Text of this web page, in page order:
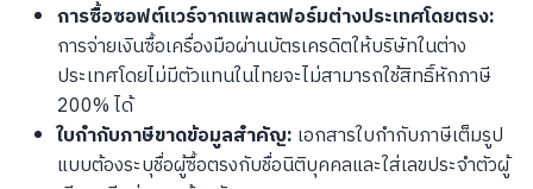
การซื้อซอฟต์แวร์จากแพลตฟอร์มต่างประเทศโดยตรง:
การจ่ายเงินซื้อเครื่องมือผ่านบัตรเครดิตให้บริษัทในต่าง
ประเทศโดยไม่มีตัวแทนในไทยจะไม่สามารถใช้สิทธิ์หักภาษี
200% ได้
ใบกำกับภาษีขาดข้อมูลสำคัญ: เอกสารใบกำกับภาษีเต็มรูป
แบบต้องระบุชื่อผู้ซื้อตรงกับชื่อนิติบุคคลและใส่เลขประจำตัวผู้